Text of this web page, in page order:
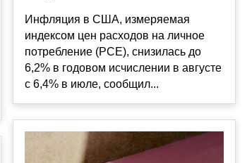
Инфляция в США, измеряемая
индексом цен расходов на личное
потребление (PCE), снизилась до
6,2% в годовом исчислении в августе
с 6,4% в июле, сообщил...